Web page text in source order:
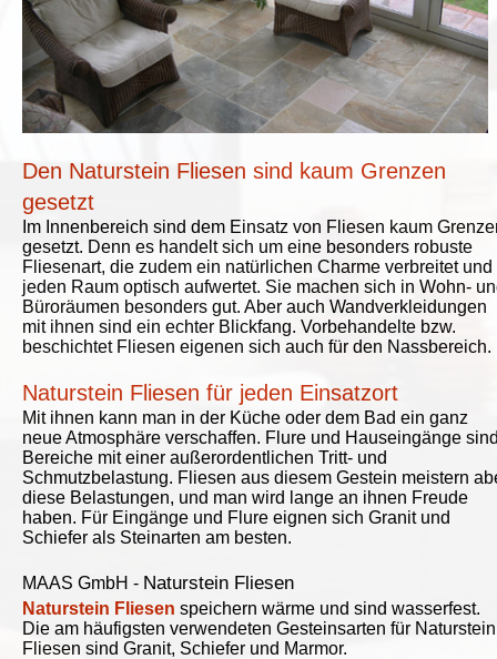
Den Naturstein Fliesen sind kaum Grenzen
gesetzt
Im Innenbereich sind dem Einsatz von Fliesen kaum
gesetzt. Denn es handelt sich um eine besonders robuste
Fliesenart, die zudem ein natürlichen Charme verbreitet und
jeden Raum optisch aufwertet. Sie machen sich in Wohn-
Büroräumen besonders gut. Aber auch Wandverkleidungen
mit ihnen sind ein echter Blickfang. Vorbehandelte bzw.
beschichtet Fliesen eigenen sich auch für den Nassbereich.
Naturstein Fliesen für jeden Einsatzort
Mit ihnen kann man in der Küche oder dem Bad ein ganz
neue Atmosphäre verschaffen. Flure und Hauseingänge
Bereiche mit einer außerordentlichen Tritt- und
Schmutzbelastung. Fliesen aus diesem Gestein meistern
diese Belastungen, und man wird lange an ihnen Freude
haben. Für Eingänge und Flure eignen sich Granit und
Schiefer als Steinarten am besten.
MAAS GmbH - Naturstein Fliesen
Naturstein Fliesen speichern wärme und sind wasserfest.
Die am häufigsten verwendeten Gesteinsarten für Naturstein
Fliesen sind Granit, Schiefer und Marmor.